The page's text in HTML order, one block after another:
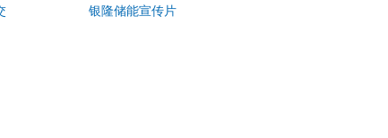
银隆储能宣传片